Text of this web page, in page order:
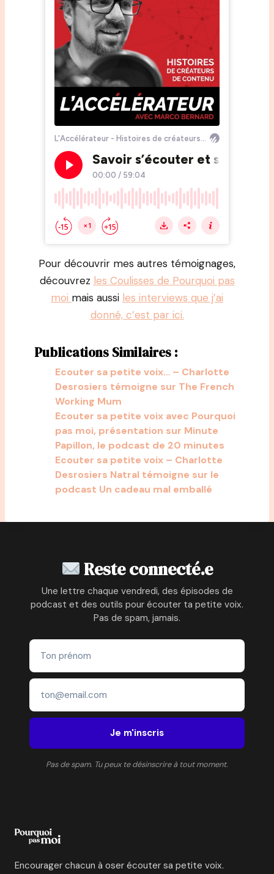
Pour découvrir mes autres témoignages,
découvrez les Coulisses de Pourquoi pas
moi mais aussi les interviews que j’ai
donné, c’est par ici.
Publications Similaires :
Ecouter sa petite voix… – Charlotte
Desrosiers témoigne sur The French
Working Mum
Ecouter sa petite voix avec Pourquoi
pas moi, présentation sur Minute
Papillon, le podcast de 20 minutes
Ecouter sa petite voix – Charlotte
Desrosiers Natral témoigne sur le
podcast Un cadeau mal emballé
Reste connecté.e
Une lettre chaque vendredi, des épisodes de
podcast et des outils pour écouter ta petite voix.
Pas de spam, jamais.
Je m'inscris
Pas de spam. Tu peux te désinscrire à tout moment.
Encourager chacun à oser écouter sa petite voix.